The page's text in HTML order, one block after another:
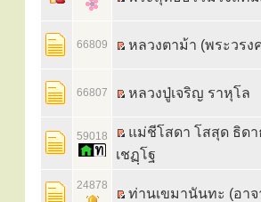
66809 หลวงตาม้า (พระวรง
66807 หลวงปู่เจริญ ราหุโล
59018
แม่ชีโสดา โสสุด ธิด
เชฏฺโฐ
24878
ท่านเขมานันทะ (อาจ